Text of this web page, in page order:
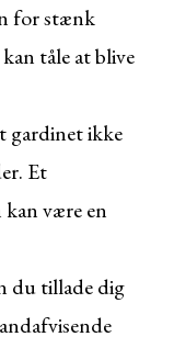
for stænk
tåle at blive
gardinet ikke
Et
være en
du tillade dig